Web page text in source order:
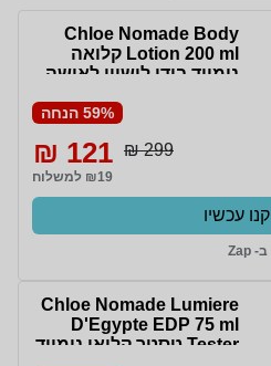
Chloe Nomade Body
Lotion 200 ml קלואה
נומייד בודי לושיון לאישה
59% הנחה
299 ₪
121 ₪
₪19 למשלוח
קנו עכשיו
ב- Zap
Chloe Nomade Lumiere
D'Egypte EDP 75 ml
Tester טסטר קלואי נומייד